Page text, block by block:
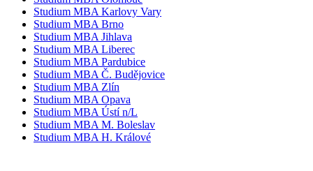
Studium MBA Karlovy Vary
Studium MBA Brno
Studium MBA Jihlava
Studium MBA Liberec
Studium MBA Pardubice
Studium MBA Č. Budějovice
Studium MBA Zlín
Studium MBA Opava
Studium MBA Ústí n/L
Studium MBA M. Boleslav
Studium MBA H. Králové